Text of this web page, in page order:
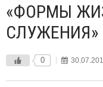
«ФОРМЫ
СЛУЖЕНИЯ»
0